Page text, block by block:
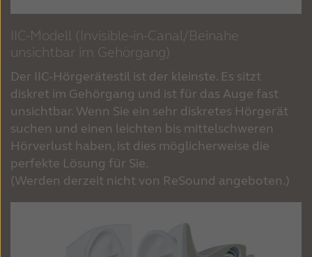
IIC-Modell (Invisible-in-Canal/Beinahe
unsichtbar im Gehörgang)
Der IIC-Hörgerätestil ist der kleinste. Es sitzt
diskret im Gehörgang und ist für das Auge fast
unsichtbar. Wenn Sie ein sehr diskretes Hörgerät
suchen und einen leichten bis mittelschweren
Hörverlust haben, ist dies möglicherweise die
perfekte Lösung für Sie.
(Werden derzeit nicht von ReSound angeboten.)